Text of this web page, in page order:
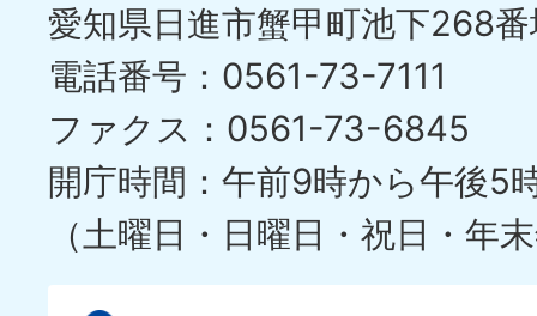
愛知県日進市蟹甲町池下268
電話番号：0561-73-7111
ファクス：0561-73-6845
開庁時間：午前9時から午後5
（土曜日・日曜日・祝日・年